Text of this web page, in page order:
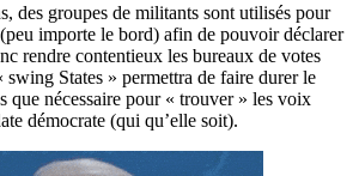
des groupes de militants sont utilisés pour
importe le bord) afin de pouvoir déclarer
rendre contentieux les bureaux de votes
swing States » permettra de faire durer le
que nécessaire pour « trouver » les voix
démocrate (qui qu’elle soit).